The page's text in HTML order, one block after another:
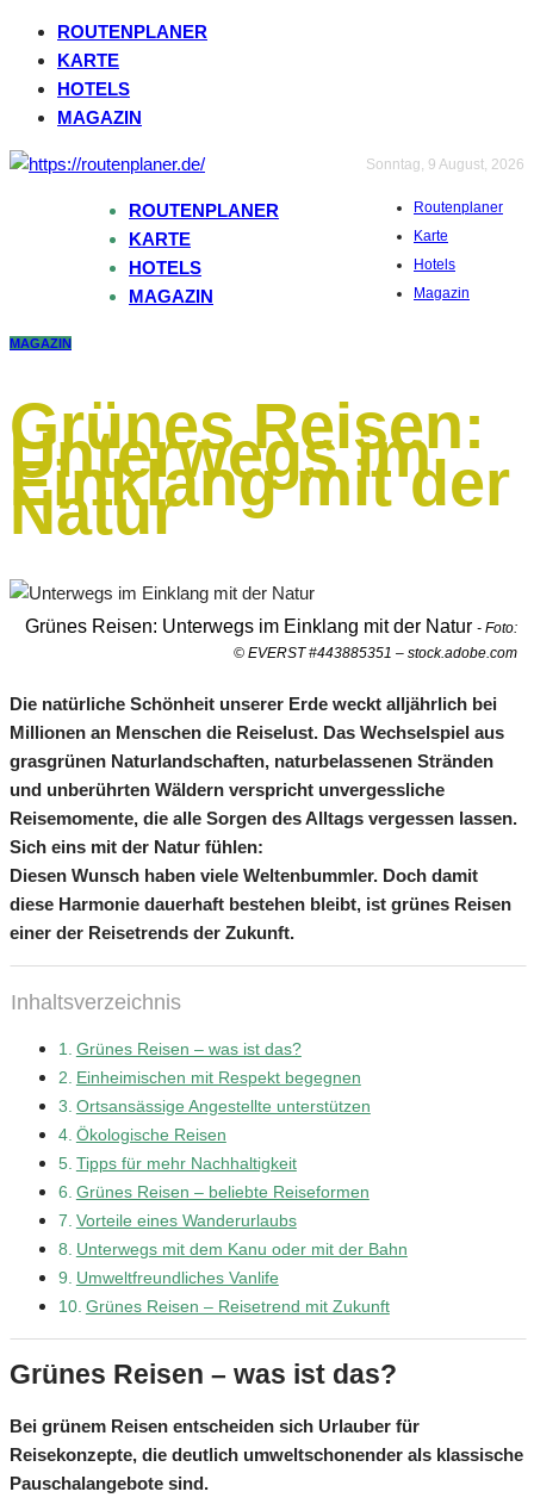
ROUTENPLANER
KARTE
HOTELS
MAGAZIN
Sonntag, 9 August, 2026
Routenplaner
Karte
Hotels
Magazin
ROUTENPLANER
KARTE
HOTELS
MAGAZIN
MAGAZIN
Grünes Reisen:
Unterwegs im
Einklang mit der
Natur
Grünes Reisen: Unterwegs im Einklang mit der Natur - Foto:
© EVERST #443885351 – stock.adobe.com
Die natürliche Schönheit unserer Erde weckt alljährlich bei
Millionen an Menschen die Reiselust. Das Wechselspiel aus
grasgrünen Naturlandschaften, naturbelassenen Stränden
und unberührten Wäldern verspricht unvergessliche
Reisemomente, die alle Sorgen des Alltags vergessen lassen.
Sich eins mit der Natur fühlen:
Diesen Wunsch haben viele Weltenbummler. Doch damit
diese Harmonie dauerhaft bestehen bleibt, ist grünes Reisen
einer der Reisetrends der Zukunft.
Inhaltsverzeichnis
Grünes Reisen – was ist das?
Einheimischen mit Respekt begegnen
Ortsansässige Angestellte unterstützen
Ökologische Reisen
Tipps für mehr Nachhaltigkeit
Grünes Reisen – beliebte Reiseformen
Vorteile eines Wanderurlaubs
Unterwegs mit dem Kanu oder mit der Bahn
Umweltfreundliches Vanlife
Grünes Reisen – Reisetrend mit Zukunft
Grünes Reisen – was ist das?
Bei grünem Reisen entscheiden sich Urlauber für
Reisekonzepte, die deutlich umweltschonender als klassische
Pauschalangebote sind.